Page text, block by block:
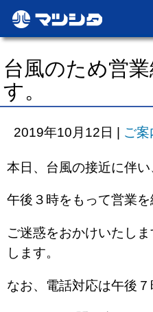
台風のため営
す。
2019年10月12日 | ご案
本日、台風の接近に伴い
午後３時をもって営業を
ご迷惑をおかけいたし
します。
なお、電話対応は午後７